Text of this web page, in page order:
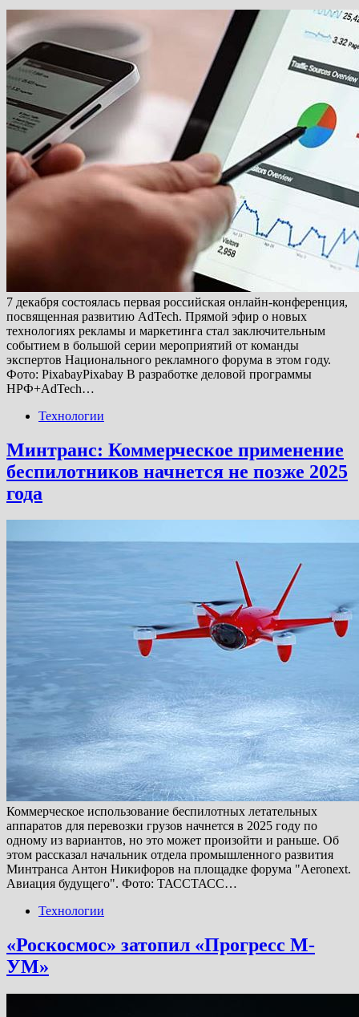
7 декабря состоялась первая российская онлайн-конференция,
посвященная развитию AdTech. Прямой эфир о новых
технологиях рекламы и маркетинга стал заключительным
событием в большой серии мероприятий от команды
экспертов Национального рекламного форума в этом году.
Фото: PixabayPixabay В разработке деловой программы
НРФ+AdTech…
Технологии
Минтранс: Коммерческое применение
беспилотников начнется не позже 2025
года
Коммерческое использование беспилотных летательных
аппаратов для перевозки грузов начнется в 2025 году по
одному из вариантов, но это может произойти и раньше. Об
этом рассказал начальник отдела промышленного развития
Минтранса Антон Никифоров на площадке форума "Aeronext.
Авиация будущего". Фото: ТАССТАСС…
Технологии
«Роскосмос» затопил «Прогресс М-
УМ»